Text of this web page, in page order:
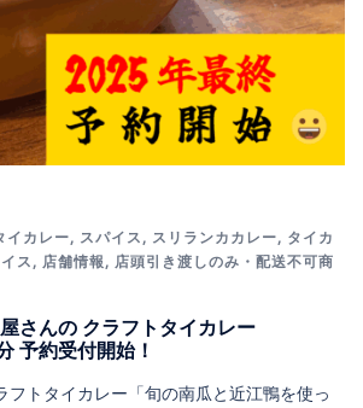
イカレー, スパイス, スリランカカレー, タイカ
ス, 店舗情報, 店頭引き渡しのみ・配送不可商
さんの クラフトタイカレー
予約受付開始！
フトタイカレー「旬の南瓜と近江鴨を使っ